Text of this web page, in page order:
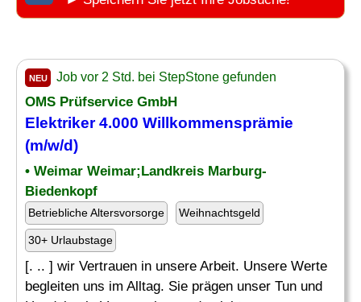
NEU Job vor 2 Std. bei StepStone gefunden
OMS Prüfservice GmbH
Elektriker 4.000 Willkommensprämie
(m/w/d)
• Weimar Weimar;Landkreis Marburg-
Biedenkopf
Betriebliche Altersvorsorge Weihnachtsgeld
30+ Urlaubstage
[. .. ] wir Vertrauen in unsere Arbeit. Unsere Werte
begleiten uns im Alltag. Sie prägen unser Tun und